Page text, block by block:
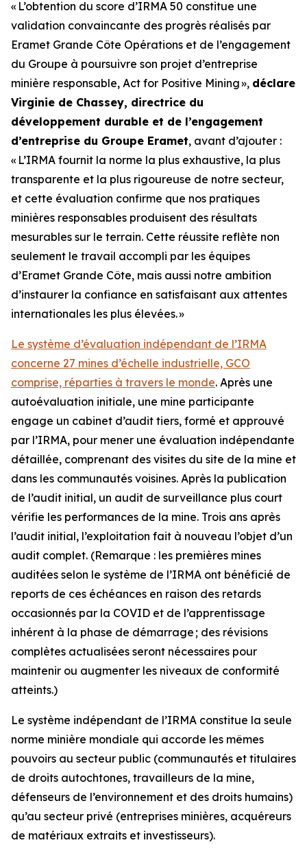
« L’obtention du score d’IRMA 50 constitue une
validation convaincante des progrès réalisés par
Eramet Grande Côte Opérations et de l’engagement
du Groupe à poursuivre son projet d’entreprise
minière responsable, Act for Positive Mining», déclare
Virginie de Chassey, directrice du
développement durable et de l’engagement
d’entreprise du Groupe Eramet, avant d’ajouter :
« L’IRMA fournit la norme la plus exhaustive, la plus
transparente et la plus rigoureuse de notre secteur,
et cette évaluation confirme que nos pratiques
minières responsables produisent des résultats
mesurables sur le terrain. Cette réussite reflète non
seulement le travail accompli par les équipes
d’Eramet Grande Côte, mais aussi notre ambition
d’instaurer la confiance en satisfaisant aux attentes
internationales les plus élevées.»
Le système d’évaluation indépendant de l’IRMA
concerne 27 mines d’échelle industrielle, GCO
comprise, réparties à travers le monde. Après une
autoévaluation initiale, une mine participante
engage un cabinet d’audit tiers, formé et approuvé
par l’IRMA, pour mener une évaluation indépendante
détaillée, comprenant des visites du site de la mine et
dans les communautés voisines. Après la publication
de l’audit initial, un audit de surveillance plus court
vérifie les performances de la mine. Trois ans après
l’audit initial, l’exploitation fait à nouveau l’objet d’un
audit complet. (Remarque : les premières mines
auditées selon le système de l’IRMA ont bénéficié de
reports de ces échéances en raison des retards
occasionnés par la COVID et de l’apprentissage
inhérent à la phase de démarrage ; des révisions
complètes actualisées seront nécessaires pour
maintenir ou augmenter les niveaux de conformité
atteints.)
Le système indépendant de l’IRMA constitue la seule
norme minière mondiale qui accorde les mêmes
pouvoirs au secteur public (communautés et titulaires
de droits autochtones, travailleurs de la mine,
défenseurs de l’environnement et des droits humains)
qu’au secteur privé (entreprises minières, acquéreurs
de matériaux extraits et investisseurs).